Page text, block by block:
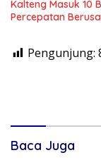
Kalteng Masuk 10
Percepatan
Pengunjung:
Baca Juga